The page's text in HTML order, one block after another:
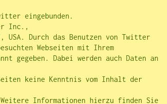
eingebunden.
Inc.,
USA. Durch das Benutzen von Twitter
Webseiten mit Ihrem
gegeben. Dabei werden auch Daten an
keine Kenntnis vom Inhalt der
Informationen hierzu finden Sie